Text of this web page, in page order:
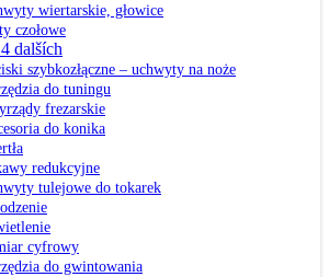
wiertarskie, głowice
czołowe
dalších
szybkozłączne – uchwyty na noże
do tuningu
frezarskie
do konika
redukcyjne
tulejowe do tokarek
cyfrowy
do gwintowania